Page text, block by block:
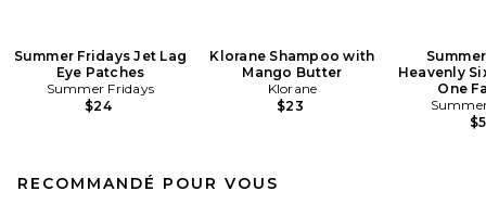
Summer Fridays Jet Lag
Eye Patches
Summer Fridays
$24
Klorane Shampoo with
Mango Butter
Klorane
$23
Heavenly
One
RECOMMANDÉ POUR VOUS